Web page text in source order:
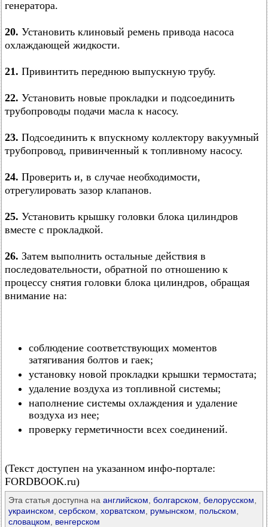
генератора.
20. Установить клиновый ремень привода насоса
охлаждающей жидкости.
21. Привинтить переднюю выпускную трубу.
22. Установить новые прокладки и подсоединить
трубопроводы подачи масла к насосу.
23. Подсоединить к впускному коллектору вакуумный
трубопровод, привинченный к топливному насосу.
24. Проверить и, в случае необходимости,
отрегулировать зазор клапанов.
25. Установить крышку головки блока цилиндров
вместе с прокладкой.
26. Затем выполнить остальные действия в
последовательности, обратной по отношению к
процессу снятия головки блока цилиндров, обращая
внимание на:
соблюдение соответствующих моментов
затягивания болтов и гаек;
установку новой прокладки крышки термостата;
удаление воздуха из топливной системы;
наполнение системы охлаждения и удаление
воздуха из нее;
проверку герметичности всех соединений.
(Текст доступен на указанном инфо-портале:
FORDBOOK.ru)
Эта статья доступна на английском болгарском белорусском
украинском сербском хорватском румынском польском
словацком
венгерском